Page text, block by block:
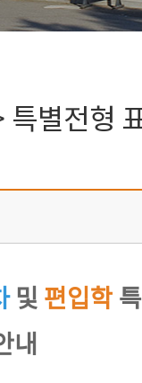
별전형
및 편입학
내